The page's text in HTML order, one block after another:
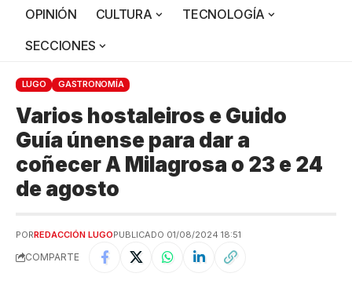
OPINIÓN
CULTURA
TECNOLOGÍA
SECCIONES
LUGO GASTRONOMÍA
Varios hostaleiros e Guido
Guía únense para dar a
coñecer A Milagrosa o 23 e 24
de agosto
PORREDACCIÓN LUGOPUBLICADO 01/08/2024 18:51
COMPARTE